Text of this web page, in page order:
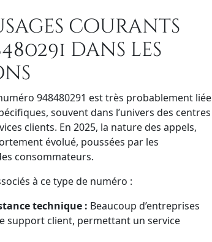
courants
dans les
948480291 est très probablement liée
souvent dans l’univers des centres
clients. En 2025, la nature des appels,
évolué, poussées par les
consommateurs.
à ce type de numéro :
technique : Beaucoup d’entreprises
support client, permettant un service